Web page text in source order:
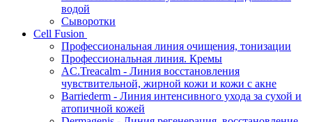
водой
Сыворотки
Cell Fusion
Профессиональная линия очищения, тонизации
Профессиональная линия. Кремы
AC.Treacalm - Линия восстановления
чувствительной, жирной кожи и кожи с акне
Barriederm - Линия интенсивного ухода за сухой и
атопичной кожей